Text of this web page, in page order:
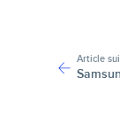
Article